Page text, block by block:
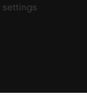
settings